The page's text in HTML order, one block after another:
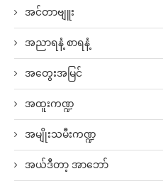
အင်တာဗျူး
အညာရနံ့ စာရနံ့
အတွေးအမြင်
အထူးကဏ္ဍ
အမျိုးသမီးကဏ္ဍ
အယ်ဒီတာ့ အာဘော်